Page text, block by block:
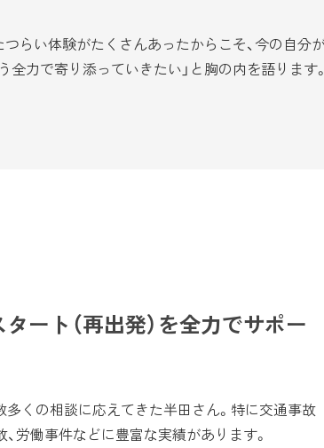
らい体験がたくさんあったからこそ、今の自
力で寄り添っていきたい」と胸の内を語ります。
ート（再出発）を全力でサポー
多くの相談に応えてきた半田さん。特に交通事故
労働事件などに豊富な実績があります。